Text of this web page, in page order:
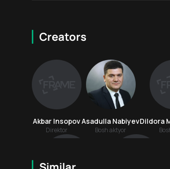
Creators
Akbar Insopov
Direktor
Asadulla Nabiyev
Bosh aktyor